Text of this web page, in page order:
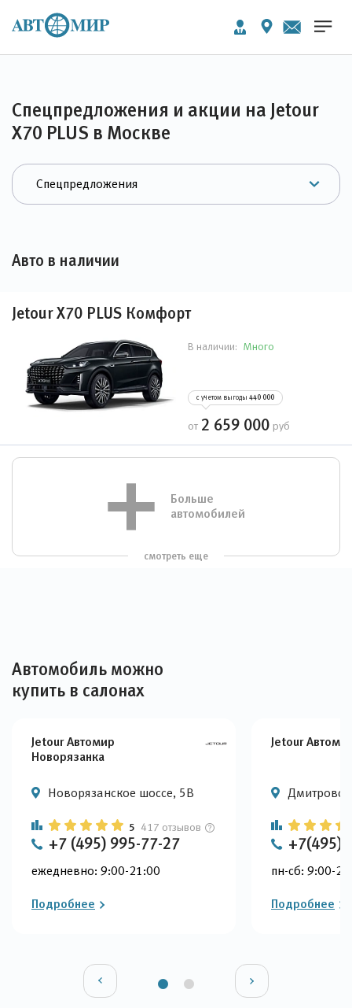
Спецпредложения и акции на Jetour
X70 PLUS в Москве
Авто в наличии
Jetour X70 PLUS Комфорт
В наличии: Много
с учетом выгоды 440 000
от 2 659 000 руб
Больше
автомобилей
смотреть еще
Автомобиль можно
купить в салонах
Jetour Автомир
Новорязанка
Новорязанское шоссе, 5В
5 417 отзывов
+7 (495) 995-77-27
ежедневно: 9:00-21:00
Подробнее
Jetour
пн-сб: 9:00-
Подробнее